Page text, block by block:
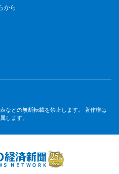
から
などの無断転載を禁止します。 著作権は
します。